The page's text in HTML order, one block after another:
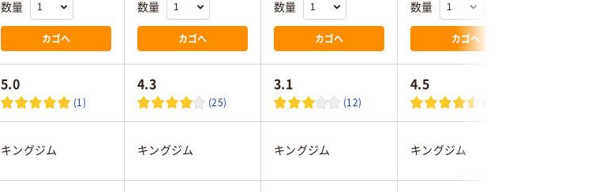
数量
カゴへ
数量
カゴへ
数量
カゴへ
数量
カゴへ
5.0
(1)
4.3
(25)
3.1
(12)
4.5
(10)
キングジム キングジム キングジム キングジム